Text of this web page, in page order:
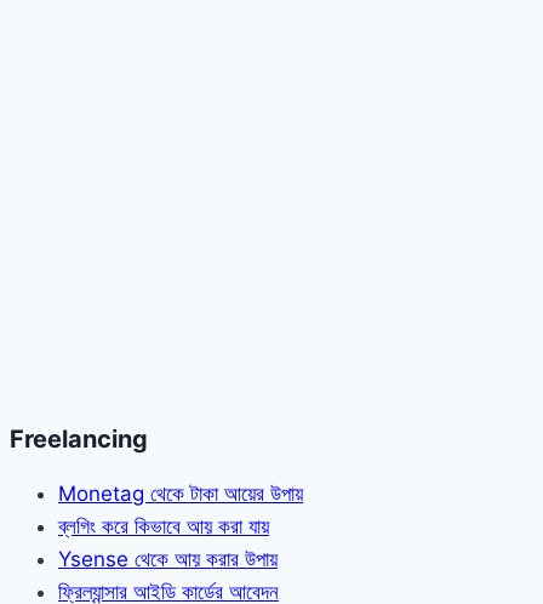
Freelancing
Monetag থেকে টাকা আয়ের উপায়
ব্লগিং করে কিভাবে আয় করা যায়
Ysense থেকে আয় করার উপায়
ফ্রিল্যান্সার আইডি কার্ডের আবেদন